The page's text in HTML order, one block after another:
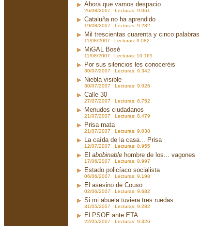
Ahora que vamos despacio
26/08/2007 Lecturas: 9.061
Cataluña no ha aprendido
19/08/2007 Lecturas: 9.232
Mil trescientas cuarenta y cinco palabras
11/08/2007 Lecturas: 9.082
MiGAL Bosé
11/08/2007 Lecturas: 10.165
Por sus silencios les conoceréis
30/07/2007 Lecturas: 9.342
Niebla visible
30/07/2007 Lecturas: 9.026
Calle 30
27/07/2007 Lecturas: 8.752
Menudos ciudadanos
21/07/2007 Lecturas: 8.479
Prisa mata
21/07/2007 Lecturas: 9.038
La caída de la casa... Prisa
12/07/2007 Lecturas: 8.955
El abobinable hombre de los... vagones
17/06/2007 Lecturas: 8.997
Estado policíaco socialista
06/06/2007 Lecturas: 9.198
El asesino de Couso
02/06/2007 Lecturas: 9.682
Si mi abuela tuviera tres ruedas
31/05/2007 Lecturas: 9.282
El PSOE ante ETA
22/05/2007 Lecturas: 9.326